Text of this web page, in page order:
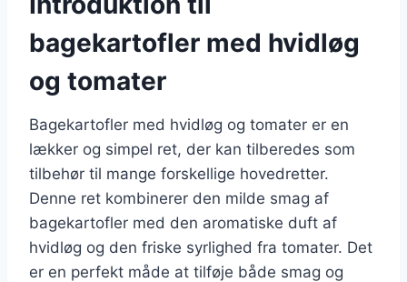
bagekartofler med hvidløg
og tomater
Bagekartofler med hvidløg og tomater er en
lækker og simpel ret, der kan tilberedes som
tilbehør til mange forskellige hovedretter.
Denne ret kombinerer den milde smag af
bagekartofler med den aromatiske duft af
hvidløg og den friske syrlighed fra tomater. Det
er en perfekt måde at tilføje både smag og